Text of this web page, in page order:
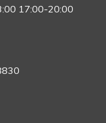
17:00-20:00